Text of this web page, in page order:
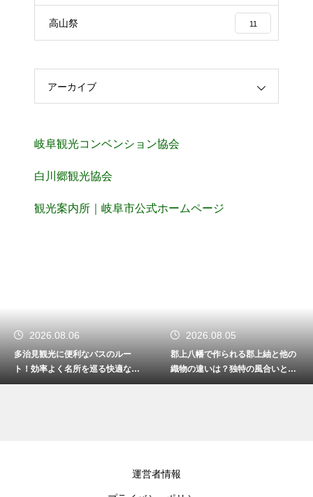
高山祭 11
アーカイブ
岐阜観光コンベンション協会
白川郷観光協会
観光案内所｜岐阜市公式ホームページ
2026.08.06
多治見観光に便利なバスのルー
ト！効率よく名所を巡る快適な移
動術
2026.08.05
郡上八幡で作られる郡上紬と他の
織物の違いは？独特の風合いと魅
力を解説
運営者情報